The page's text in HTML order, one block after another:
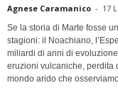
Agnese Caramanico - 17
Se la storia di Marte fosse
stagioni: il Noachiano,
miliardi di anni di
eruzioni vulcaniche, perdita
mondo arido che